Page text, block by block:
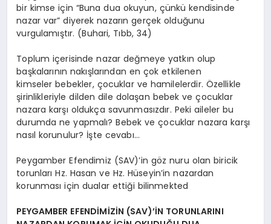
bir kimse için “Buna dua okuyun, çünkü kendisinde
nazar var” diyerek nazarın gerçek olduğunu
vurgulamıştır. (Buhari, Tıbb, 34)
Toplum içerisinde nazar değmeye yatkın olup
başkalarının nakışlarından en çok etkilenen
kimseler bebekler, çocuklar ve hamilelerdir. Özellikle
şirinlikleriyle dilden dile dolaşan bebek ve çocuklar
nazara karşı oldukça savunmasızdır. Peki aileler bu
durumda ne yapmalı? Bebek ve çocuklar nazara karşı
nasıl korunulur? İşte cevabı…
Peygamber Efendimiz (SAV)’in göz nuru olan biricik
torunları Hz. Hasan ve Hz. Hüseyin’in nazardan
korunması için dualar ettiği bilinmekted
PEYGAMBER EFENDİMİZİN (SAV)’İN TORUNLARINI